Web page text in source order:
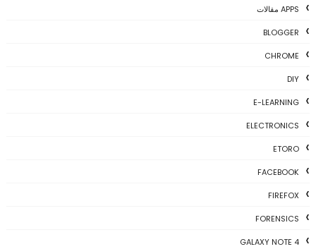
APPS مقالات
BLOGGER
CHROME
DIY
E-LEARNING
ELECTRONICS
ETORO
FACEBOOK
FIREFOX
FORENSICS
GALAXY NOTE 4